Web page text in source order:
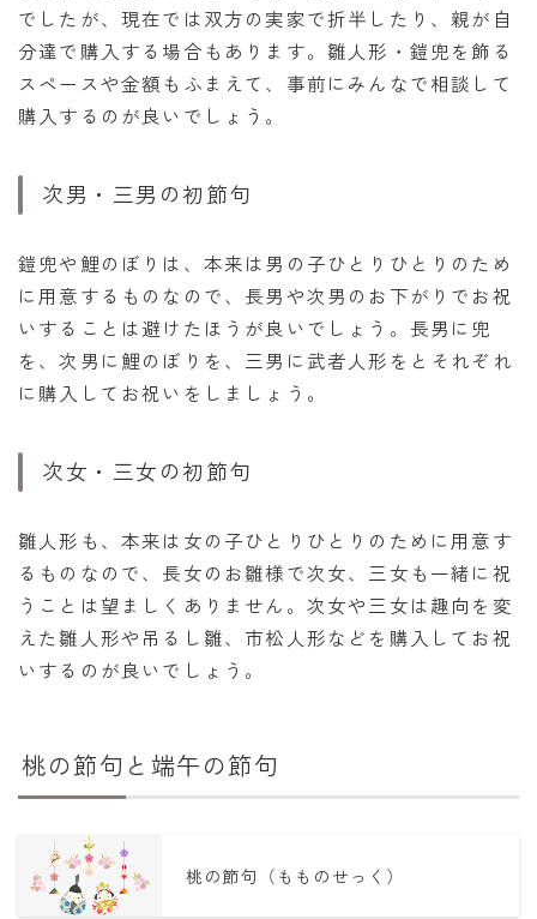
でしたが、現在では双方の実家で折半したり、親が自
分達で購入する場合もあります。雛人形・鎧兜を飾る
スペースや金額もふまえて、事前にみんなで相談して
購入するのが良いでしょう。
次男・三男の初節句
鎧兜や鯉のぼりは、本来は男の子ひとりひとりのため
に用意するものなので、長男や次男のお下がりでお祝
いすることは避けたほうが良いでしょう。長男に兜
を、次男に鯉のぼりを、三男に武者人形をとそれぞれ
に購入してお祝いをしましょう。
次女・三女の初節句
雛人形も、本来は女の子ひとりひとりのために用意す
るものなので、長女のお雛様で次女、三女も一緒に祝
うことは望ましくありません。次女や三女は趣向を変
えた雛人形や吊るし雛、市松人形などを購入してお祝
いするのが良いでしょう。
桃の節句と端午の節句
桃の節句（もものせっく）